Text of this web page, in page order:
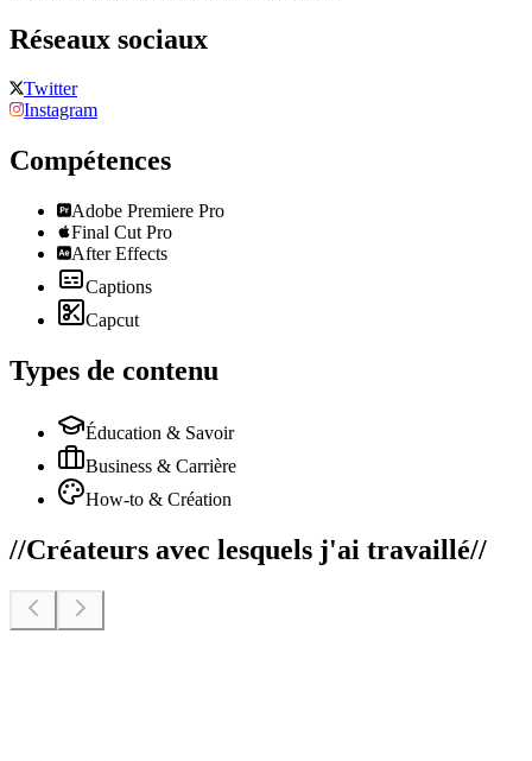
Réseaux sociaux
Twitter
Instagram
Compétences
Adobe Premiere Pro
Final Cut Pro
After Effects
Captions
Capcut
Types de contenu
Éducation & Savoir
Business & Carrière
How-to & Création
//Créateurs avec lesquels j'ai travaillé//